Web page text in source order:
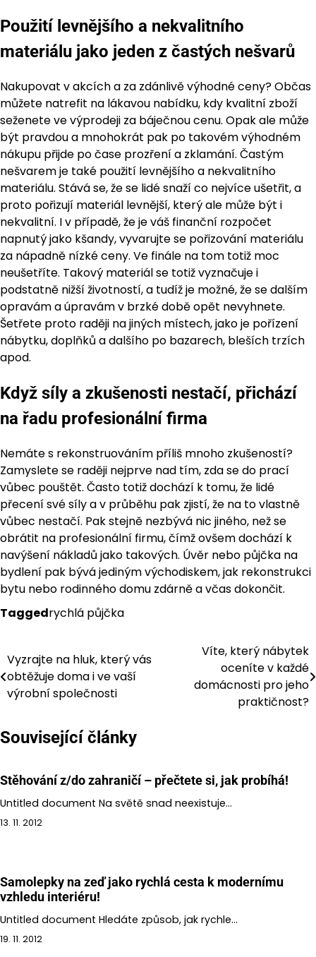
Použití levnějšího a nekvalitního
materiálu jako jeden z častých nešvarů
Nakupovat v akcích a za zdánlivě výhodné ceny? Občas
můžete natrefit na lákavou nabídku, kdy kvalitní zboží
seženete ve výprodeji za báječnou cenu. Opak ale může
být pravdou a mnohokrát pak po takovém výhodném
nákupu přijde po čase prozření a zklamání. Častým
nešvarem je také použití levnějšího a nekvalitního
materiálu. Stává se, že se lidé snaží co nejvíce ušetřit, a
proto pořizují materiál levnější, který ale může být i
nekvalitní. I v případě, že je váš finanční rozpočet
napnutý jako kšandy, vyvarujte se pořizování materiálu
za nápadně nízké ceny. Ve finále na tom totiž moc
neušetříte. Takový materiál se totiž vyznačuje i
podstatně nižší životností, a tudíž je možné, že se dalším
opravám a úpravám v brzké době opět nevyhnete.
Šetřete proto raději na jiných místech, jako je pořízení
nábytku, doplňků a dalšího po bazarech, bleších trzích
apod.
Když síly a zkušenosti nestačí, přichází
na řadu profesionální firma
Nemáte s rekonstruováním příliš mnoho zkušeností?
Zamyslete se raději nejprve nad tím, zda se do prací
vůbec pouštět. Často totiž dochází k tomu, že lidé
přecení své síly a v průběhu pak zjistí, že na to vlastně
vůbec nestačí. Pak stejně nezbývá nic jiného, než se
obrátit na profesionální firmu, čímž ovšem dochází k
navýšení nákladů jako takových. Úvěr nebo půjčka na
bydlení pak bývá jediným východiskem, jak rekonstrukci
bytu nebo rodinného domu zdárně a včas dokončit.
Taggedrychlá půjčka
Navigace
pro
příspěvek
Vyzrajte na hluk, který vás
obtěžuje doma i ve vaší
výrobní společnosti
Víte, který nábytek
oceníte v každé
domácnosti pro jeho
praktičnost?
Související články
Stěhování z/do zahraničí – přečtete si, jak probíhá!
Untitled document Na světě snad neexistuje…
13. 11. 2012
Samolepky na zeď jako rychlá cesta k modernímu
vzhledu interiéru!
Untitled document Hledáte způsob, jak rychle…
19. 11. 2012